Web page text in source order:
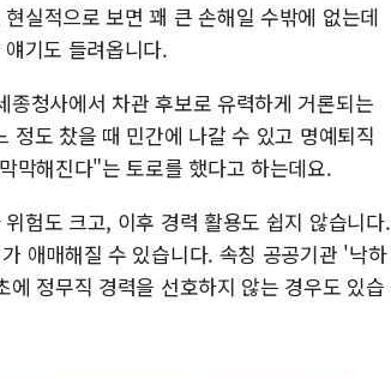
실적으로 보면 꽤 큰 손해일 수밖에 없는데
기도 들려옵니다.
청사에서 차관 후보로 유력하게 거론되는
도 찼을 때 민간에 나갈 수 있고 명예퇴직
막해진다"는 토로를 했다고 하는데요.
험도 크고, 이후 경력 활용도 쉽지 않습니다.
애매해질 수 있습니다. 속칭 공공기관 '낙하
정무직 경력을 선호하지 않는 경우도 있습